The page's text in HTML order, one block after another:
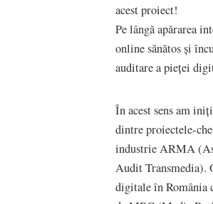
acest proiect!
Pe lângă apărarea
online sănătos și
auditare a pieței
În acest sens am
dintre proiectele-
industrie ARMA
Audit Transmedia).
digitale în România